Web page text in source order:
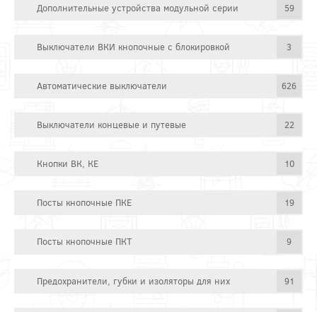
Дополнительные устройства модульной серии 59
Выключатели ВКИ кнопочные с блокировкой 3
Автоматические выключатели 626
Выключатели концевые и путевые 22
Кнопки ВК, КЕ 10
Посты кнопочные ПКЕ 19
Посты кнопочные ПКТ 9
Предохранители, губки и изоляторы для них 91